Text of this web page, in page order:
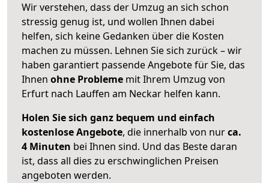
Wir verstehen, dass der Umzug an sich schon
stressig genug ist, und wollen Ihnen dabei
helfen, sich keine Gedanken über die Kosten
machen zu müssen. Lehnen Sie sich zurück – wir
haben garantiert passende Angebote für Sie, das
Ihnen ohne Probleme mit Ihrem Umzug von
Erfurt nach Lauffen am Neckar helfen kann.
Holen Sie sich ganz bequem und einfach
kostenlose Angebote, die innerhalb von nurca.
4 Minuten bei Ihnen sind. Und das Beste daran
ist, dass all dies zu erschwinglichen Preisen
angeboten werden.